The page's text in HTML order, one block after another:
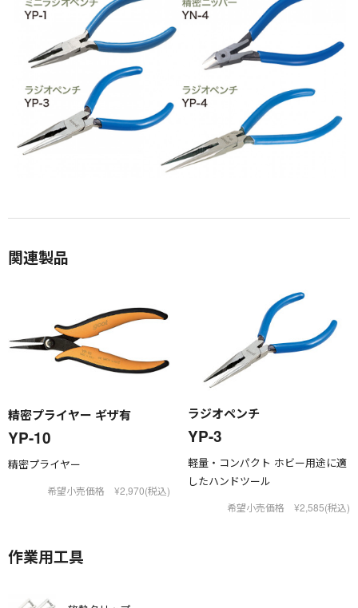
関連製品
精密プライヤー ギザ有
YP-10
精密プライヤー
希望小売価格 ¥2,970(税込)
ラジオペンチ
YP-3
軽量・コンパクト ホビー用途に適
したハンドツール
希望小売価格 ¥2,585(税込)
作業用工具